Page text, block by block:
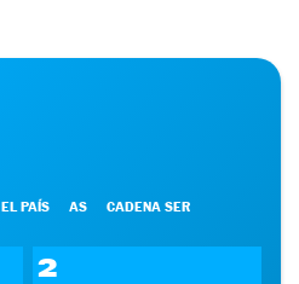
EL PAÍS AS CADENA SER
2